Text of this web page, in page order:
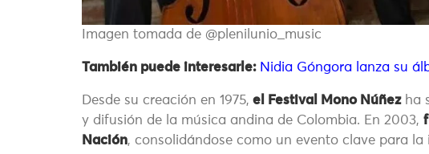
Imagen tomada de @plenilunio_music
También puede interesarle: Nidia Góngora lanza su
Desde su creación en 1975, el Festival Mono Núñezha
y difusión de la música andina de Colombia. En 2003,
Nación, consolidándose como un evento clave para